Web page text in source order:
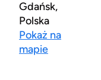
Gdańsk,
Polska
Pokaż na
mapie